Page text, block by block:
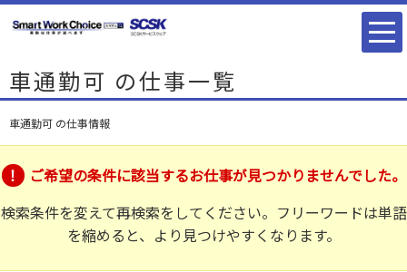
車通勤可 の仕事一覧
車通勤可 の仕事情報
ご希望の条件に該当するお仕事が見つかりませんでした。
検索条件を変えて再検索をしてください。フリーワードは単語
を縮めると、より見つけやすくなります。